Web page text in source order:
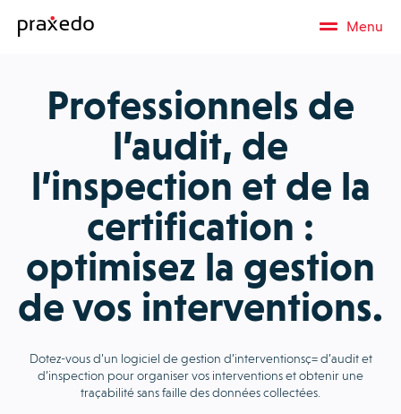
Menu
Professionnels de
l’audit, de
l’inspection et de la
certification :
optimisez la gestion
de vos interventions.
Dotez-vous d’un logiciel de gestion d’interventionsç= d’audit et
d’inspection pour organiser vos interventions et obtenir une
traçabilité sans faille des données collectées.